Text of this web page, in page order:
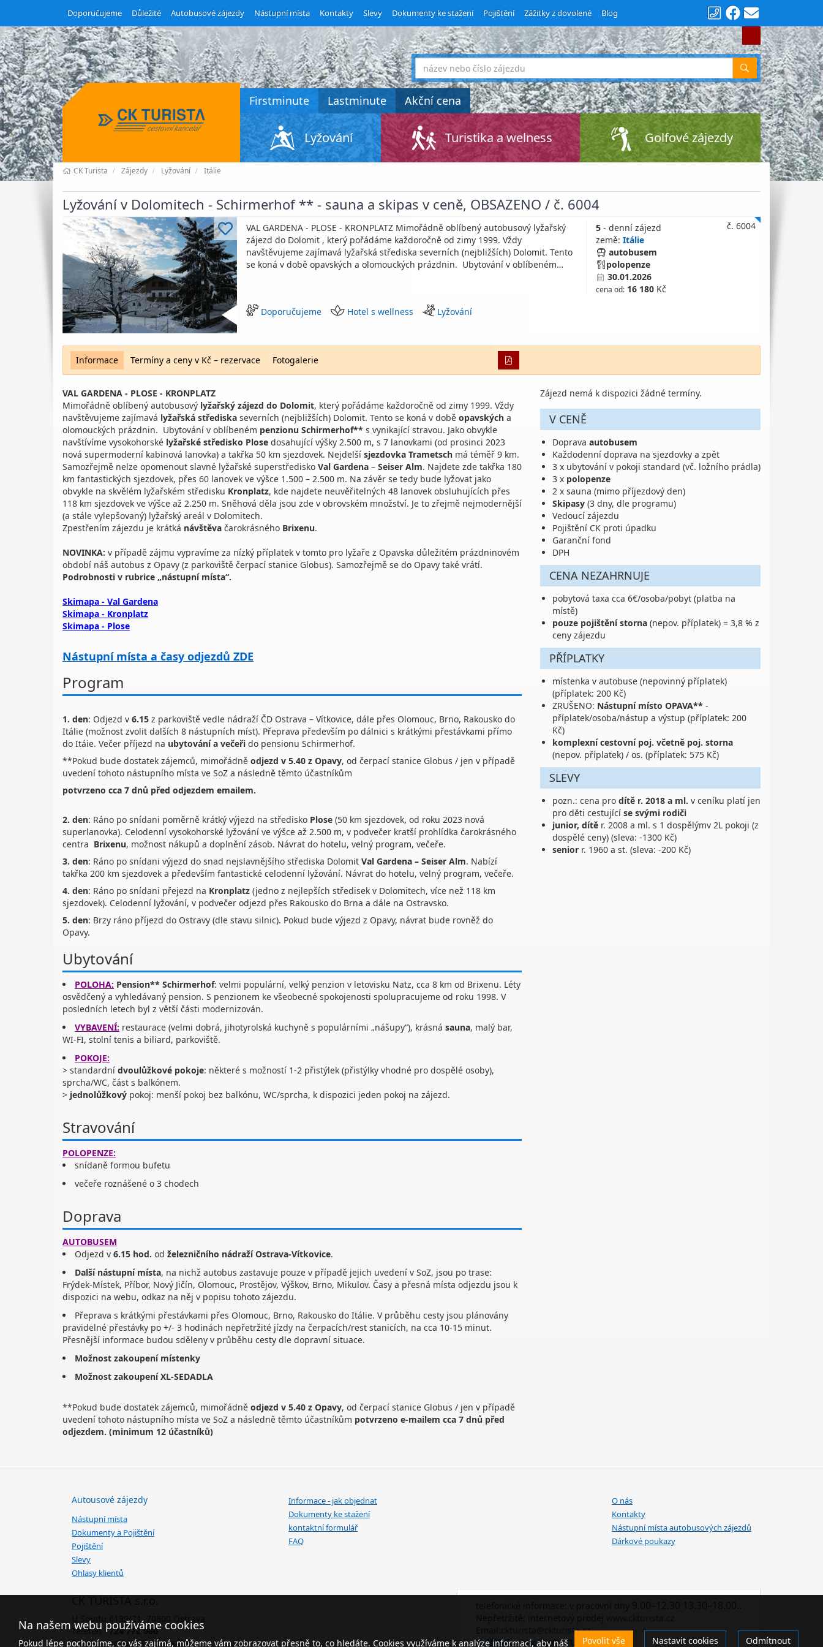
Doporučujeme Důležité Autobusové zájezdy Nástupní místa Kontakty Slevy Dokumenty ke stažení Pojištění Zážitky z dovolené Blog
co
hledáte
Vyhledat
Firstminute Lastminute Akční cena
Lyžování Turistika a welness Golfové zájezdy
CK Turista Zájezdy Lyžování Itálie
Lyžování v Dolomitech - Schirmerhof ** - sauna a skipas v ceně, OBSAZENO / č. 6004
č. 6004
VAL GARDENA - PLOSE - KRONPLATZ Mimořádně oblíbený autobusový lyžařský
zájezd do Dolomit , který pořádáme každoročně od zimy 1999. Vždy
navštěvujeme zajímavá lyžařská střediska severních (nejbližších) Dolomit. Tento
se koná v době opavských a olomouckých prázdnin. Ubytování v oblíbeném…
5- denní zájezd
země: Itálie
autobusem
polopenze
30.01.2026
cena od: 16 180 Kč
Doporučujeme
Hotel s wellness Lyžování
Informace Termíny a ceny v Kč – rezervace Fotogalerie
VAL GARDENA - PLOSE - KRONPLATZ
Mimořádně oblíbený autobusový lyžařský zájezd do Dolomit, který pořádáme každoročně od zimy 1999. Vždy
navštěvujeme zajímavá lyžařská střediska severních (nejbližších) Dolomit. Tento se koná v době opavských a
olomouckých prázdnin. Ubytování v oblíbeném penzionu Schirmerhof** s vynikající stravou. Jako obvykle
navštívíme vysokohorské lyžařské středisko Plose dosahující výšky 2.500 m, s 7 lanovkami (od prosinci 2023
nová supermoderní kabinová lanovka) a takřka 50 km sjezdovek. Nejdelší sjezdovka Trametsch má téměř 9 km.
Samozřejmě nelze opomenout slavné lyžařské superstředisko Val Gardena – Seiser Alm. Najdete zde takřka 180
km fantastických sjezdovek, přes 60 lanovek ve výšce 1.500 – 2.500 m. Na závěr se tedy bude lyžovat jako
obvykle na skvělém lyžařském středisku Kronplatz, kde najdete neuvěřitelných 48 lanovek obsluhujících přes
118 km sjezdovek ve výšce až 2.250 m. Sněhová děla jsou zde v obrovském množství. Je to zřejmě nejmodernější
(a stále vylepšovaný) lyžařský areál v Dolomitech.
Zpestřením zájezdu je krátká návštěva čarokrásného Brixenu.
NOVINKA: v případě zájmu vypravíme za nízký příplatek v tomto pro lyžaře z Opavska důležitém prázdninovém
období náš autobus z Opavy (z parkoviště čerpací stanice Globus). Samozřejmě se do Opavy také vrátí.
Podrobnosti v rubrice „nástupní místa“.
Skimapa - Val Gardena
Skimapa - Kronplatz
Skimapa - Plose
Nástupní místa a časy odjezdů ZDE
Program
1. den: Odjezd v 6.15 z parkoviště vedle nádraží ČD Ostrava – Vítkovice, dále přes Olomouc, Brno, Rakousko do
Itálie (možnost zvolit dalších 8 nástupních míst). Přeprava především po dálnici s krátkými přestávkami přímo
do Itáie. Večer příjezd na ubytování a večeři do pensionu Schirmerhof.
**Pokud bude dostatek zájemců, mimořádně odjezd v 5.40 z Opavy, od čerpací stanice Globus / jen v případě
uvedení tohoto nástupního místa ve SoZ a následně těmto účastníkům
potvrzeno cca 7 dnů před odjezdem emailem.
2. den: Ráno po snídani poměrně krátký výjezd na středisko Plose (50 km sjezdovek, od roku 2023 nová
superlanovka). Celodenní vysokohorské lyžování ve výšce až 2.500 m, v podvečer kratší prohlídka čarokrásného
centra Brixenu, možnost nákupů a doplnění zásob. Návrat do hotelu, velný program, večeře.
3. den: Ráno po snídani výjezd do snad nejslavnějšího střediska Dolomit Val Gardena – Seiser Alm. Nabízí
takřka 200 km sjezdovek a především fantastické celodenní lyžování. Návrat do hotelu, velný program, večeře.
4. den: Ráno po snídani přejezd na Kronplatz (jedno z nejlepších středisek v Dolomitech, více než 118 km
sjezdovek). Celodenní lyžování, v podvečer odjezd přes Rakousko do Brna a dále na Ostravsko.
5. den: Brzy ráno příjezd do Ostravy (dle stavu silnic). Pokud bude výjezd z Opavy, návrat bude rovněž do
Opavy.
Ubytování
POLOHA: Pension** Schirmerhof: velmi populární, velký penzion v letovisku Natz, cca 8 km od Brixenu. Léty
osvědčený a vyhledávaný pension. S penzionem ke všeobecné spokojenosti spolupracujeme od roku 1998. V
posledních letech byl z větší části modernizován.
VYBAVENÍ: restaurace (velmi dobrá, jihotyrolská kuchyně s populárními „nášupy“), krásná sauna, malý bar,
WI-FI, stolní tenis a biliard, parkoviště.
POKOJE:
> standardní dvoulůžkové pokoje: některé s možností 1-2 přistýlek (přistýlky vhodné pro dospělé osoby),
sprcha/WC, část s balkónem.
> jednolůžkový pokoj: menší pokoj bez balkónu, WC/sprcha, k dispozici jeden pokoj na zájezd.
Stravování
POLOPENZE:
snídaně formou bufetu
večeře roznášené o 3 chodech
Doprava
AUTOBUSEM
Odjezd v 6.15 hod. od železničního nádraží Ostrava-Vítkovice.
Další nástupní místa, na nichž autobus zastavuje pouze v případě jejich uvedení v SoZ, jsou po trase:
Frýdek-Místek, Příbor, Nový Jičín, Olomouc, Prostějov, Výškov, Brno, Mikulov. Časy a přesná místa odjezdu jsou k
dispozici na webu, odkaz na něj v popisu tohoto zájezdu.
Přeprava s krátkými přestávkami přes Olomouc, Brno, Rakousko do Itálie. V průběhu cesty jsou plánovány
pravidelné přestávky po +/- 3 hodinách nepřetržité jízdy na čerpacích/rest stanicích, na cca 10-15 minut.
Přesnější informace budou sděleny v průběhu cesty dle dopravní situace.
Možnost zakoupení místenky
Možnost zakoupení XL-SEDADLA
**Pokud bude dostatek zájemců, mimořádně odjezd v 5.40 z Opavy, od čerpací stanice Globus / jen v případě
uvedení tohoto nástupního místa ve SoZ a následně těmto účastníkům potvrzeno e-mailem cca 7 dnů před
odjezdem. (minimum 12 účastníků)
Zájezd nemá k dispozici žádné termíny.
V CENĚ
Doprava autobusem
Každodenní doprava na sjezdovky a zpět
3 x ubytování v pokoji standard (vč. ložního prádla)
3 x polopenze
2 x sauna (mimo příjezdový den)
Skipasy (3 dny, dle programu)
Vedoucí zájezdu
Pojištění CK proti úpadku
Garanční fond
DPH
CENA NEZAHRNUJE
pobytová taxa cca 6€/osoba/pobyt (platba na
místě)
pouze pojištění storna (nepov. příplatek) = 3,8 % z
ceny zájezdu
PŘÍPLATKY
místenka v autobuse (nepovinný příplatek)
(příplatek: 200 Kč)
ZRUŠENO: Nástupní místo OPAVA** -
příplatek/osoba/nástup a výstup (příplatek: 200
Kč)
komplexní cestovní poj. včetně poj. storna
(nepov. příplatek) / os. (příplatek: 575 Kč)
SLEVY
pozn.: cena pro dítě r. 2018 a ml. v ceníku platí jen
pro děti cestující se svými rodiči
junior, dítě r. 2008 a ml. s 1 dospělýmv 2L pokoji (z
dospělé ceny) (sleva: -1300 Kč)
senior r. 1960 a st. (sleva: -200 Kč)
Autousové zájezdy
Nástupní místa
Dokumenty a Pojištění
Pojištění
Slevy
Ohlasy klientů
Informace - jak objednat
Dokumenty ke stažení
kontaktní formulář
FAQ
O nás
Kontakty
Nástupní místa autobusových zájezdů
Dárkové poukazy
U Soudu 6199/21, 70800 Ostrava
Telefon:724 772 080
Email:janikova@ckturista.cz
www.ckturista.cz
ckturista@ckturista.cz
Další informace o CK TURISTA
Na našem webu používáme cookies
Pokud lépe pochopíme, co vás zajímá, můžeme vám zobrazovat přesně to, co hledáte. Cookies využíváme k analýze informací, aby náš Povolit vše Nastavit cookies Odmítnout